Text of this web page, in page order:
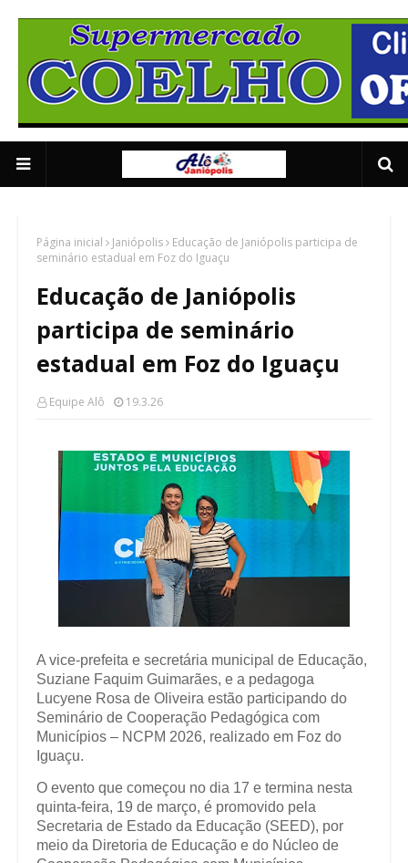
Página inicial Janiópolis
Educação de Janiópolis participa de
seminário estadual em Foz do Iguaçu
Educação de Janiópolis
participa de seminário
estadual em Foz do Iguaçu
Equipe Alô 19.3.26
A vice-prefeita e secretária municipal de Educação,
Suziane Faquim Guimarães, e a pedagoga
Lucyene Rosa de Oliveira estão participando do
Seminário de Cooperação Pedagógica com
Municípios – NCPM 2026, realizado em Foz do
Iguaçu.
O evento que começou no dia 17 e termina nesta
quinta-feira, 19 de março, é promovido pela
Secretaria de Estado da Educação (SEED), por
meio da Diretoria de Educação e do Núcleo de